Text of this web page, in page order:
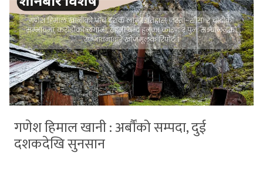
गणेश हिमाल खानी : अर्बौंको सम्पदा, दुई
दशकदेखि सुनसान